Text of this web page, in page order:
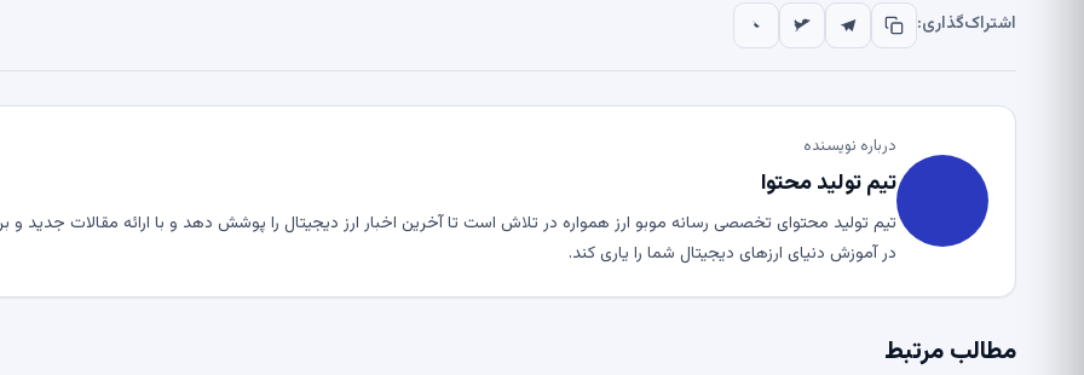
اشتراک‌گذاری:
درباره نویسنده
تیم تولید محتوا
تیم تولید محتوای تخصصی رسانه موبو ارز همواره در تلاش است تا آخرین اخبار ارز دیجیتال را پوشش دهد و با ارائه مقالات جدید و
در آموزش دنیای ارزهای دیجیتال شما را یاری کند.
مطالب مرتبط